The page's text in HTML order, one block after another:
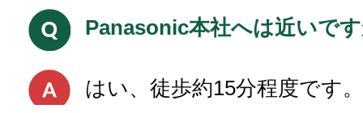
Panasonic本社へは近いで
はい、徒歩約15分程度です。